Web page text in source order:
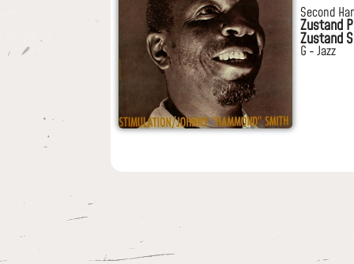
Second
Zustand
Zustand
G - Jazz